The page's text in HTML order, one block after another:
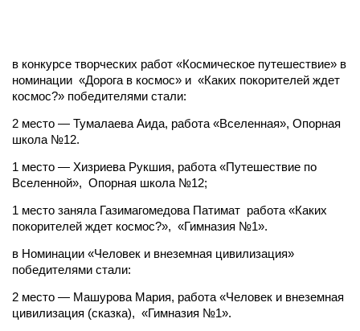
в конкурсе творческих работ «Космическое путешествие» в
номинации «Дорога в космос» и «Каких покорителей ждет
космос?» победителями стали:
2 место — Тумалаева Аида, работа «Вселенная», Опорная
школа №12.
1 место — Хизриева Рукшия, работа «Путешествие по
Вселенной», Опорная школа №12;
1 место заняла Газимагомедова Патимат работа «Каких
покорителей ждет космос?», «Гимназия №1».
в Номинации «Человек и внеземная цивилизация»
победителями стали:
2 место — Машурова Мария, работа «Человек и внеземная
цивилизация (сказка), «Гимназия №1».